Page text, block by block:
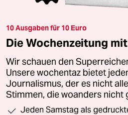
10 Ausgaben für 10 Euro
Die Wochenzeitung
Wir schauen den
Unsere wochentaz bietet
Journalismus, der es nicht
Stimmen, die woanders nicht
Jeden Samstag als